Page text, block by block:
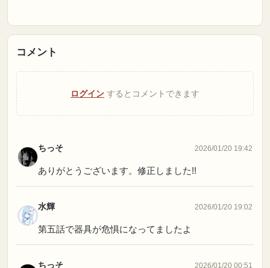
コメント
ログイン するとコメントできます
ちっそ 2026/01/20 19:42
ありがとうございます。修正しました!!
水輝 2026/01/20 19:02
第五話で器具が危惧になってましたよ
ちっそ 2026/01/20 00:51